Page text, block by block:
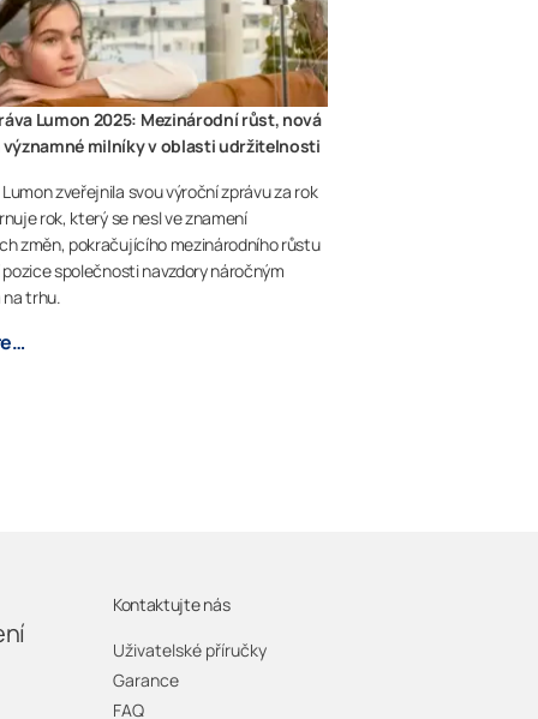
Lumon 2025: Mezinárodní růst, nová
milníky v oblasti udržitelnosti
zveřejnila svou výroční zprávu za rok
rok, který se nesl ve znamení
změn, pokračujícího mezinárodního růstu
pozice společnosti navzdory náročným
trhu.
Kontaktujte nás
Uživatelské příručky
Garance
FAQ